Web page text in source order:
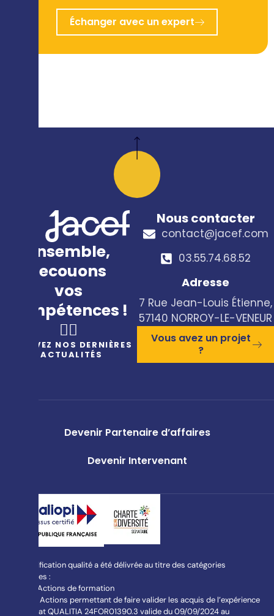
Échanger avec un expert
Ensemble,
secouons
vos
compétences !
🤸‍♀️
RECEVEZ NOS DERNIÈRES
ACTUALITÉS
Nous contacter
contact@jacef.com
03.55.74.68.52​
Adresse
7 Rue Jean-Louis Étienne,
57140 NORROY-LE-VENEUR
Vous avez un projet
?
Devenir Partenaire d’affaires
Devenir Intervenant
La certification qualité a été délivrée au titre des catégories
suivantes :
L613-1 Actions de formation
L613-3 Actions permettant de faire valider les acquis de l’expérience
Certificat QUALITIA 24FOR01390.3 valide du 09/09/2024 au